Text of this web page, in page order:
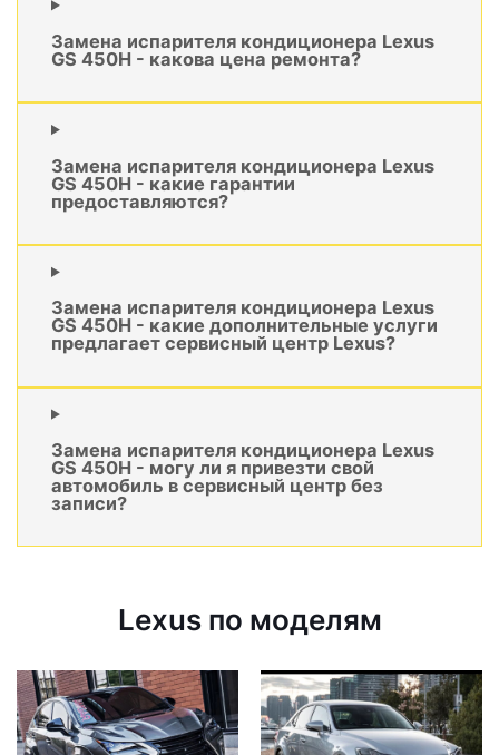
Замена испарителя кондиционера Lexus
GS 450H - какова цена ремонта?
Замена испарителя кондиционера Lexus
GS 450H - какие гарантии
предоставляются?
Замена испарителя кондиционера Lexus
GS 450H - какие дополнительные услуги
предлагает сервисный центр Lexus?
Замена испарителя кондиционера Lexus
GS 450H - могу ли я привезти свой
автомобиль в сервисный центр без
записи?
Lexus по моделям